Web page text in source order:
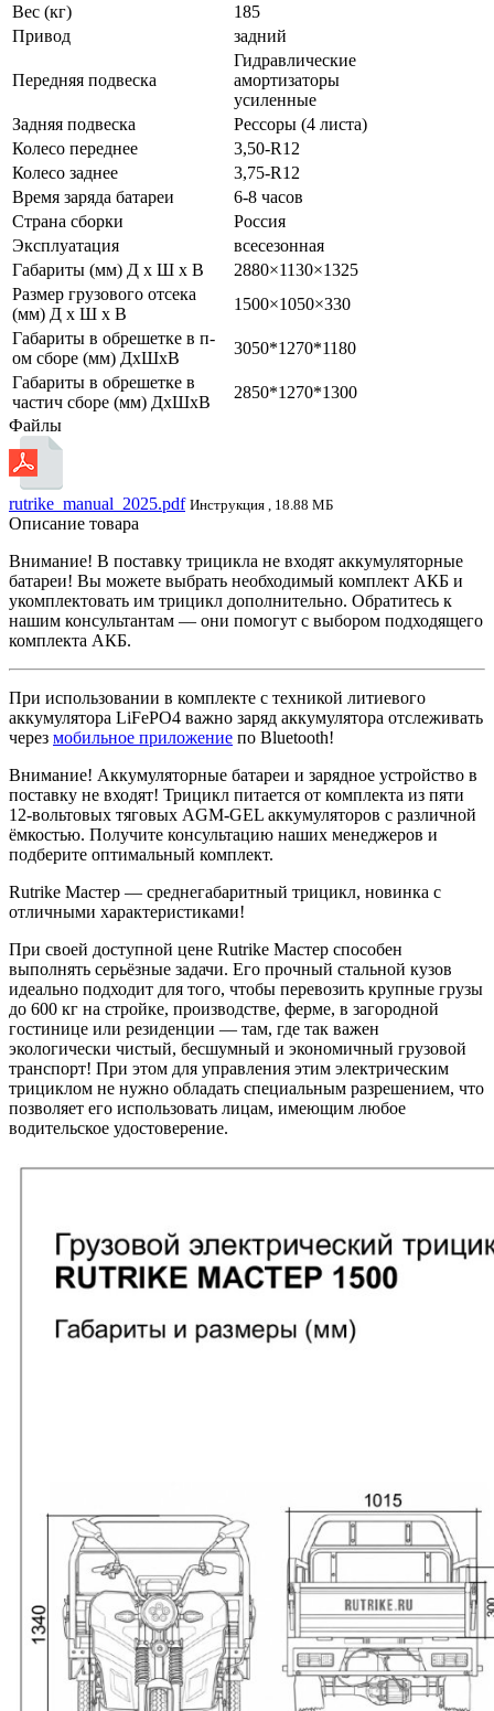
Вес (кг)
185
Привод
задний
Передняя подвеска
Гидравлические
амортизаторы
усиленные
Задняя подвеска
Рессоры (4 листа)
Колесо переднее
3,50-R12
Колесо заднее
3,75-R12
Время заряда батареи
6-8 часов
Страна сборки
Россия
Эксплуатация
всесезонная
Габариты (мм) Д x Ш x В
2880×1130×1325
Размер грузового отсека
(мм) Д x Ш x В
1500×1050×330
Габариты в обрешетке в п-
ом сборе (мм) ДxШxВ
3050*1270*1180
Габариты в обрешетке в
частич сборе (мм) ДxШxВ
2850*1270*1300
Файлы
rutrike_manual_2025.pdf Инструкция , 18.88 МБ
Описание товара
Внимание! В поставку трицикла не входят аккумуляторные
батареи! Вы можете выбрать необходимый комплект АКБ и
укомплектовать им трицикл дополнительно. Обратитесь к
нашим консультантам — они помогут с выбором подходящего
комплекта АКБ.
При использовании в комплекте с техникой литиевого
аккумулятора LiFePO4 важно заряд аккумулятора отслеживать
через мобильное приложение по Bluetooth!
Внимание! Аккумуляторные батареи и зарядное устройство в
поставку не входят! Трицикл питается от комплекта из пяти
12-вольтовых тяговых AGM-GEL аккумуляторов с различной
ёмкостью. Получите консультацию наших менеджеров и
подберите оптимальный комплект.
Rutrike Мастер — среднегабаритный трицикл, новинка с
отличными характеристиками!
При своей доступной цене Rutrike Мастер способен
выполнять серьёзные задачи. Его прочный стальной кузов
идеально подходит для того, чтобы перевозить крупные грузы
до 600 кг на стройке, производстве, ферме, в загородной
гостинице или резиденции — там, где так важен
экологически чистый, бесшумный и экономичный грузовой
транспорт! При этом для управления этим электрическим
трициклом не нужно обладать специальным разрешением, что
позволяет его использовать лицам, имеющим любое
водительское удостоверение.